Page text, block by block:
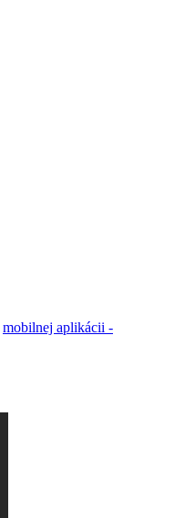
mobilnej aplikácii -